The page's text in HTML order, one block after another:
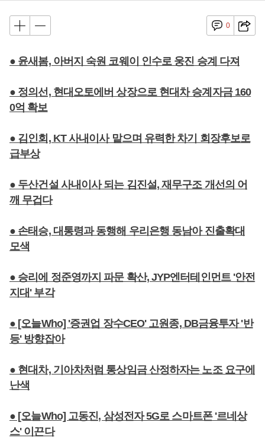
0
● 윤새봄, 아버지 숙원 코웨이 인수로 웅진 승계 다져
● 정의선, 현대오토에버 상장으로 현대차 승계자금 160
0억 확보
● 김인회, KT 사내이사 맡으며 유력한 차기 회장후보로
급부상
● 두산건설 사내이사 되는 김진설, 재무구조 개선의 어
깨 무겁다
● 손태승, 대통령과 동행해 우리은행 동남아 진출확대
모색
● 승리에 정준영까지 파문 확산, JYP엔터테인먼트 '안전
지대' 부각
● [오늘Who] '증권업 장수CEO' 고원종, DB금융투자 '반
등' 방향잡아
● 현대차, 기아차처럼 통상임금 산정하자는 노조 요구에
난색
● [오늘Who] 고동진, 삼성전자 5G로 스마트폰 '르네상
스' 이끈다